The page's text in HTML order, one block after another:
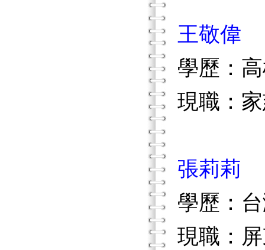
王敬偉
學歷：
現職：
張莉莉
學歷：
現職：